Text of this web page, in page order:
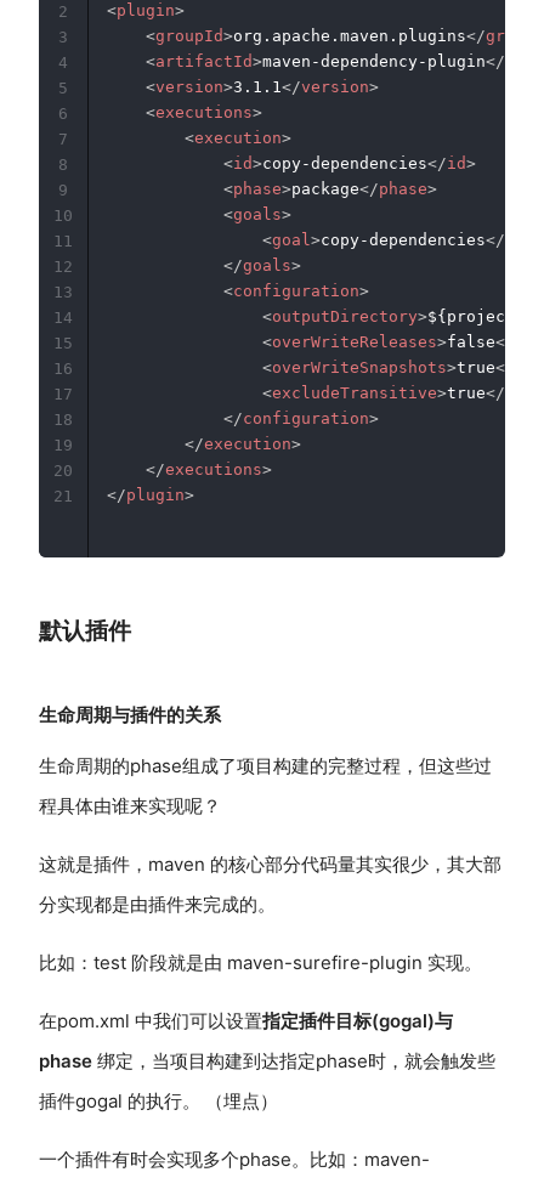
<plugin>
<groupId>org.apache.maven.plugins</
<artifactId>maven-dependency-plugin</
<version>3.1.1</version>
<executions>
<execution>
<id>copy-dependencies</id>
<phase>package</phase>
<goals>
<goal>copy-dependencies</
</goals>
<configuration>
<outputDirectory>
<overWriteReleases>false</
<overWriteSnapshots>true</
<excludeTransitive>true</
</configuration>
</execution>
</executions>
</plugin>
2
3
4
5
6
7
8
9
10
11
12
13
14
15
16
17
18
19
20
21
默认插件
生命周期与插件的关系
生命周期的phase组成了项目构建的完整过程，但这些过
程具体由谁来实现呢？
这就是插件，maven 的核心部分代码量其实很少，其大部
分实现都是由插件来完成的。
比如：test 阶段就是由 maven-surefire-plugin 实现。
在pom.xml 中我们可以设置指定插件目标(gogal)与
phase 绑定，当项目构建到达指定phase时，就会触发些
插件gogal 的执行。 （埋点）
一个插件有时会实现多个phase。比如：maven-